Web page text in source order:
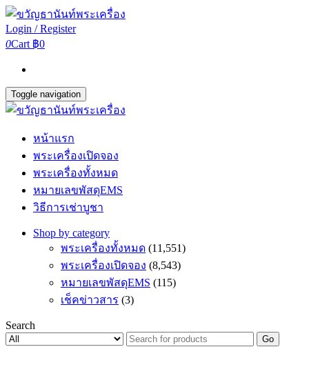
Login / Register
0Cart ฿0
Toggle navigation
หน้าแรก
พระเครื่องเปิดจอง
พระเครื่องทั้งหมด
หมายเลขพัสดุEMS
วิธีการเช่าบูชา
Shop by category
พระเครื่องทั้งหมด (11,551)
พระเครื่องเปิดจอง (8,543)
หมายเลขพัสดุEMS (115)
เช็คข่าวสาร (3)
Search
Go